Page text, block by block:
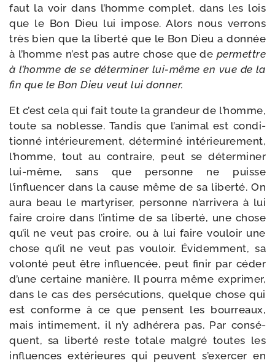
faut la voir dans l’homme com­plet, dans les lois
que le Bon Dieu lui impose. Alors nous ver­rons
très bien que la liber­té que le Bon Dieu a don­née
à l’homme n’est pas autre chose que de per­mettre
à l’homme de se déter­mi­ner lui-​même en vue de la
fin que le Bon Dieu veut lui donner.
Et c’est cela qui fait toute la gran­deur de l’homme,
toute sa noblesse. Tandis que l’animal est condi­
tion­né inté­rieu­re­ment, déter­mi­né inté­rieu­re­ment,
l’homme, tout au contraire, peut se déter­mi­ner
lui-​même, sans que per­sonne ne puisse
l’influencer dans la cause même de sa liber­té. On
aura beau le mar­ty­ri­ser, per­sonne n’arrivera à lui
faire croire dans l’intime de sa liber­té, une chose
qu’il ne veut pas croire, ou à lui faire vou­loir une
chose qu’il ne veut pas vou­loir. Évidemment, sa
volon­té peut être influen­cée, peut finir par céder
d’une cer­taine manière. Il pour­ra même expri­mer,
dans le cas des per­sé­cu­tions, quelque chose qui
est conforme à ce que pensent les bour­reaux,
mais inti­me­ment, il n’y adhé­re­ra pas. Par consé­
quent, sa liber­té reste totale mal­gré toutes les
influences exté­rieures qui peuvent s’exercer en